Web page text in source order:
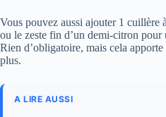
Vous pouvez aussi ajouter 1 cuillère
ou le zeste fin d’un demi-citron pour
Rien d’obligatoire, mais cela
plus.
A LIRE AUSSI